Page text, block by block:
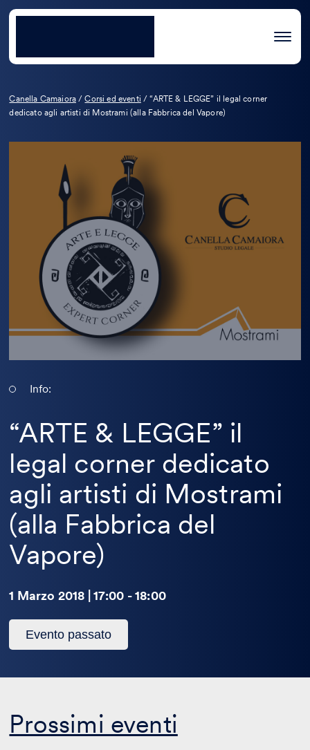
Canella Camaiora /Corsi ed eventi /“ARTE & LEGGE” il legal corner
dedicato agli artisti di Mostrami (alla Fabbrica del Vapore)
Info:
“ARTE & LEGGE” il
legal corner dedicato
agli artisti di Mostrami
(alla Fabbrica del
Vapore)
1 Marzo 2018 | 17:00 - 18:00
Questo
evento
è
Evento passato
Prossimi eventi